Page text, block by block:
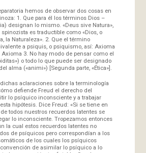
hemos de observar dos cosas en
1. Que para él los términos Dios –
designan lo mismo. «Deus sive Natura»,
es traductible como «Dios, o
la Naturaleza». 2. Que el término
a psiquis, o psiquismo, así: Axioma
Axioma 3. No hay modo de pensar como el
o todo lo que puede ser designado
alma («animi») [Segunda parte, «Ética»].
aclaraciones sobre la terminología
defiende Freud el derecho del
lo psíquico inconsciente y a trabajar
hipótesis. Dice Freud: «Si se tiene en
todos nuestros recuerdos latentes se
lo inconsciente. Tropezamos entonces
la cual estos recuerdos latentes no
de psíquicos pero correspondían a los
de los cuales los psíquicos
de asimilar lo psíquico a lo